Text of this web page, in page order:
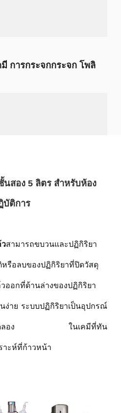
มี การกระจกกระจก โพลิ
นสอง 5 ลิตร สําหรับห้อง
บัติการ
สามารถขบวนและปฏิกิริยา
รือลบของปฏิกิริยาที่ปิดวัสดุ
ออกที่ด้านล่างของปฏิกิริยา
ง่าย ระบบปฏิกิริยาเป็นอุปกรณ์
ารทดลอง ในเคมีที่ทัน
าะห์ที่ก้าวหน้า